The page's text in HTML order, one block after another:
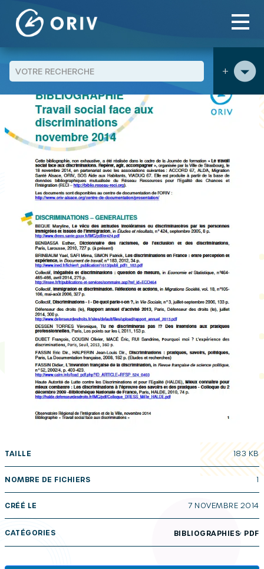
Aller au contenu
+
publications
Bibliographie "Travail social face aux
discriminations"
TAILLE 183 KB
NOMBRE DE FICHIERS 1
CRÉÉ LE 7 NOVEMBRE 2014
CATÉGORIES BIBLIOGRAPHIES, PDF
Panneau de gestion des cookies